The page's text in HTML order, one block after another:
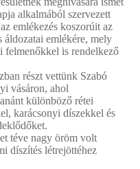
alkalmából szervezett
emlékezés koszorúit az
áldozatai emlékére, mely
felmenőkkel is rendelkező
részt vettünk Szabó
vásáron, ahol
különböző rétei
karácsonyi díszekkel és
téve nagy öröm volt
díszítés létrejöttéhez